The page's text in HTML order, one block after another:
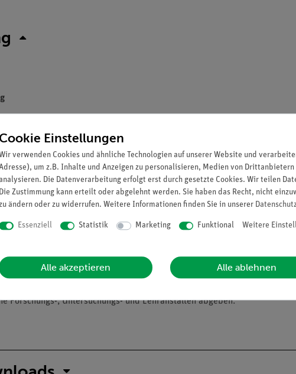
0
nwg
Sie, dass wir keine Chemikalien an Privatpersonen verkaufen. Lt.
Forschungs-, Untersuchungs- und Lehranstalten abgeben.
Einstellungen
verwenden Cookies und ähnliche Technologien auf unserer Website und
um z.B. Inhalte und Anzeigen zu personalisieren, Medien von
Die Datenverarbeitung erfolgt erst durch gesetzte Cookies. Wir teilen
Die Zustimmung kann erteilt oder abgelehnt werden. Sie haben das Recht, nicht
ändern oder zu widerrufen. Weitere Informationen finden Sie in unserer
Essenziell Statistik Marketing Funktional Weitere
Alle akzeptieren Alle ablehnen